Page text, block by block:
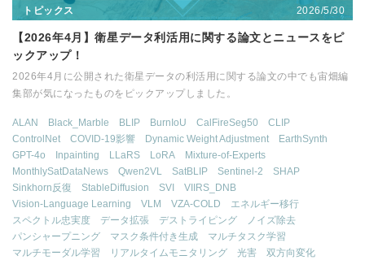
トピックス 2026/5/30
【2026年4月】衛星データ利活用に関する論文とニュースをピ
ックアップ！
2026年4月に公開された衛星データの利活用に関する論文の中でも宙畑編
集部が気になったものをピックアップしました。
ALAN Black_Marble BLIP BurnIoU CalFireSeg50
CLIP
ControlNet
COVID-19影響 Dynamic Weight Adjustment
EarthSynth
GPT-4o
Inpainting LLaRS LoRA
Mixture-of-Experts
MonthlySatDataNews
Qwen2VL SatBLIP Sentinel-2
SHAP
Sinkhorn反復
StableDiffusion SVI
VIIRS_DNB
Vision-Language Learning
VLM VZA-COLD
エネルギー移行
スペクトル忠実度
データ拡張 デストライピング
ノイズ除去
パンシャープニング
マスク条件付き生成
マルチタスク学習
マルチモーダル学習
リアルタイムモニタリング 光害
双方向変化